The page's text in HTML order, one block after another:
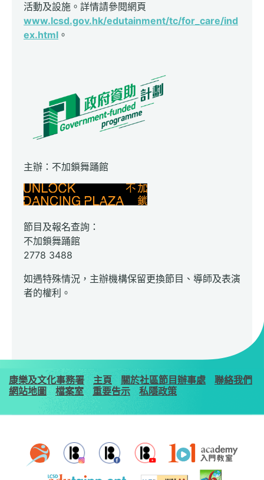
活動及設施。詳情請參閱網頁
www.lcsd.gov.hk/edutainment/tc/for_care/ind
ex.html 。
主辦：不加鎖舞踊館
節目及報名查詢：
不加鎖舞踊館
2778 3488
如遇特殊情況，主辦機構保留更換節目、導師及表演
者的權利。
康樂及文化事務署 主頁 關於社區節目辦事處
聯絡我們
網站地圖
檔案室 重要告示 私隱政策